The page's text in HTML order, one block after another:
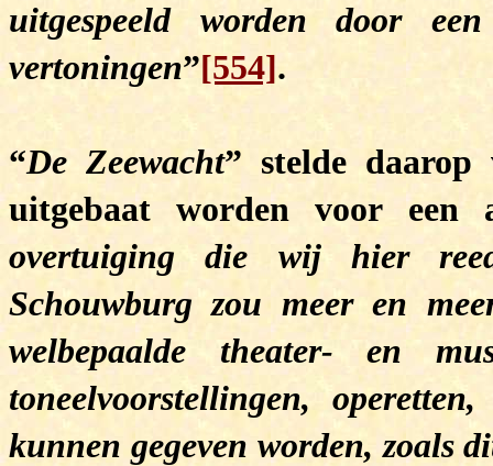
uitgespeeld worden door
vertoningen”[554].
“De Zeewacht” stelde daarop
uitgebaat worden voor een
overtuiging die wij hier
Schouwburg zou meer en
welbepaalde theater- en
toneelvoorstellingen,
kunnen gegeven worden, zoals